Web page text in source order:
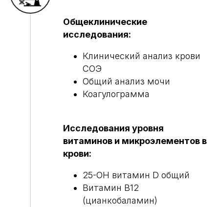
Общеклинические
исследования:
Клинический анализ крови
СОЭ
Общий анализ мочи
Коагулограмма
Исследования уровня
витаминов и микроэлементов в
крови:
25-OH витамин D общий
Витамин В12
(цианкобаламин)